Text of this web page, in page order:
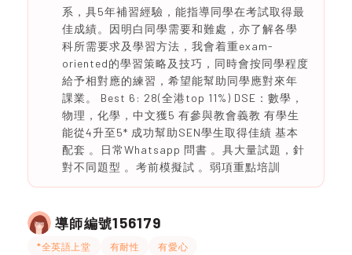
系，具5年補習經驗，能指導同學在考試取得最
佳成績。因明白同學需要和難處，亦了解各學
科所需要求及學習方法，我會着重exam-
oriented的學習策略及技巧，同時會按同學程度
給予相對應的練習，希望能幫助同學應對來年
課業。 Best 6: 28(全港top 11%) DSE：數學，
物理，化學，中文獲5 有參與教會義教 有學生
能從4升至5* 成功幫助SEN學生取得佳績 基本
配套 。日常Whatsapp 問書 。具大量試題，針
對不同題型 。考前模擬試 。弱項重點培訓
導師編號156179
*全英語上堂 有耐性 有愛心